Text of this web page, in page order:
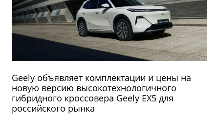
Geely объявляет комплектации и цены на
новую версию высокотехнологичного
гибридного кроссовера Geely EX5 для
российского рынка